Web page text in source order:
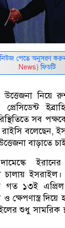
নিউজ পেতে অনুসরণ
News) ফিডটি
উত্তেজনা নিয়ে
সব
রাইসি বলেছেন,
বাড়াতে
ইসরাইল।
গত ১৩ই
ক্ষেপণাস্ত্র দিয়ে
শুধু সামরিক